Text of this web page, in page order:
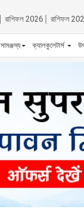
রাশিফল 2026 রাশিফল
সামঞ্জস্য ক্যালকুলেটার্স